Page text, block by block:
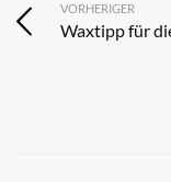
VORHERIGER
Waxtipp für